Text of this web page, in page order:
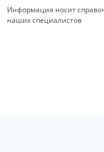
Информация носит
наших специалистов